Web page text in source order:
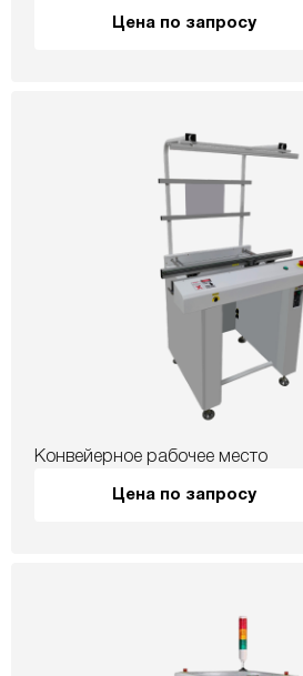
Цена по запросу
Конвейерное рабочее место
Цена по запросу